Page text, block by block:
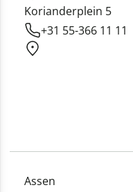
Korianderplein 5
+31 55-366 11 11
Assen